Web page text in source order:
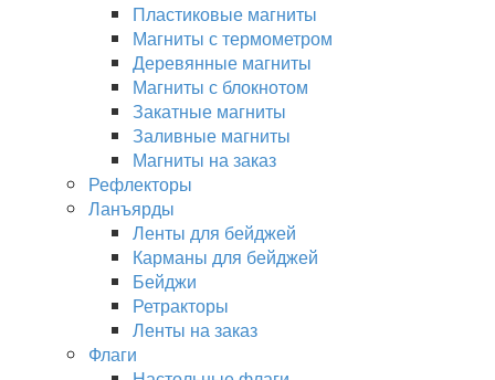
Пластиковые магниты
Магниты с термометром
Деревянные магниты
Магниты с блокнотом
Закатные магниты
Заливные магниты
Магниты на заказ
Рефлекторы
Ланъярды
Ленты для бейджей
Карманы для бейджей
Бейджи
Ретракторы
Ленты на заказ
Флаги